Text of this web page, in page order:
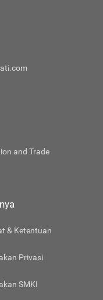
and Trade
& Ketentuan
Privasi
SMKI